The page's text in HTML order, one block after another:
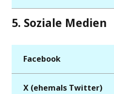
5. Soziale Medien
Facebook
X (ehemals Twitter)